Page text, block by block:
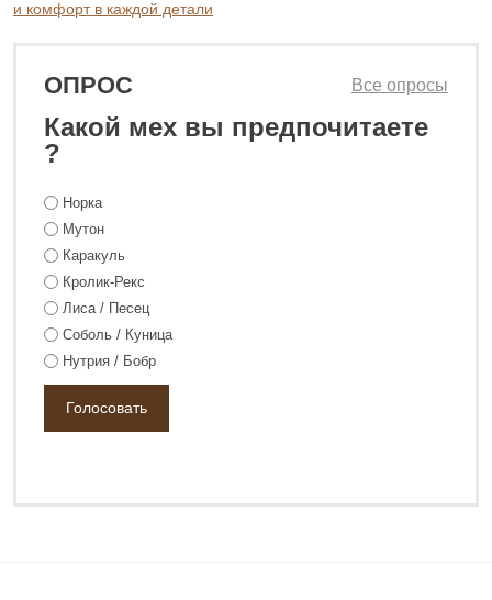
117 800 ₽
и комфорт в каждой детали
ОПРОС
Какой мех вы предпочитаете
?
Все опросы
Норка
Мутон
Каракуль
Кролик-Рекс
Лиса / Песец
Соболь / Куница
Нутрия / Бобр